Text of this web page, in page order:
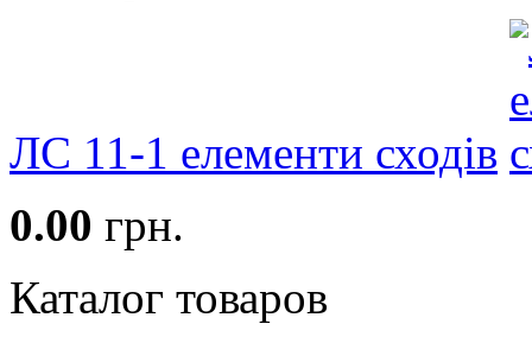
ЛС 11-1 елементи сходів
0.00 грн.
Каталог товаров